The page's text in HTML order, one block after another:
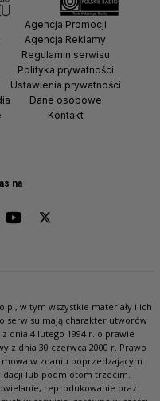
na
Agencja Promocji
Agencja Reklamy
Regulamin serwisu
Polityka prywatności
Ustawienia prywatności
Dane osobowe
Kontakt
w tym wszystkie materiały i ich
serwisu mają charakter utworów
dnia 4 lutego 1994 r. o prawie
z dnia 30 czerwca 2000 r. Prawo
w zdaniu poprzedzającym
lub podmiotom trzecim.
reprodukowanie oraz